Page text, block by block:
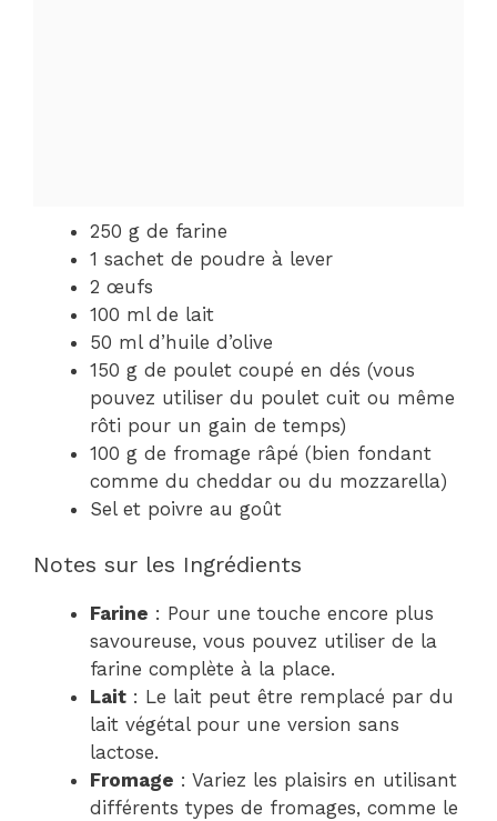
250 g de farine
1 sachet de poudre à lever
2 œufs
100 ml de lait
50 ml d’huile d’olive
150 g de poulet coupé en dés (vous
pouvez utiliser du poulet cuit ou même
rôti pour un gain de temps)
100 g de fromage râpé (bien fondant
comme du cheddar ou du mozzarella)
Sel et poivre au goût
Notes sur les Ingrédients
Farine : Pour une touche encore plus
savoureuse, vous pouvez utiliser de la
farine complète à la place.
Lait : Le lait peut être remplacé par du
lait végétal pour une version sans
lactose.
Fromage : Variez les plaisirs en utilisant
différents types de fromages, comme le